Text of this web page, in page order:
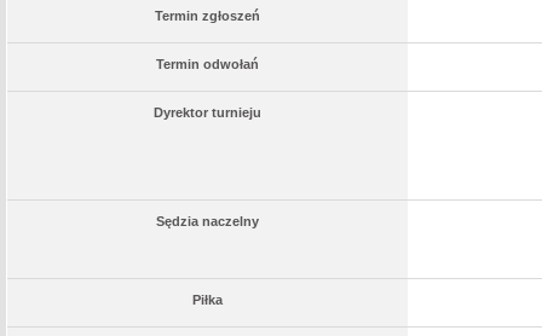
Termin zgłoszeń
Termin odwołań
Dyrektor turnieju
Sędzia naczelny
Piłka